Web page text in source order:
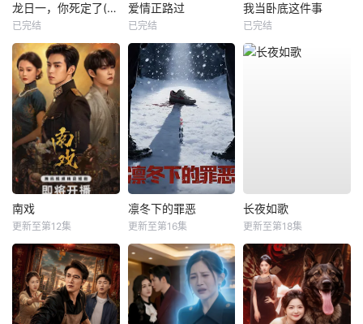
龙日一，你死定了(短剧)
已完结
爱情正路过
已完结
我当卧底这件事
已完结
南戏
更新至第12集
凛冬下的罪恶
更新至第16集
长夜如歌
更新至第18集